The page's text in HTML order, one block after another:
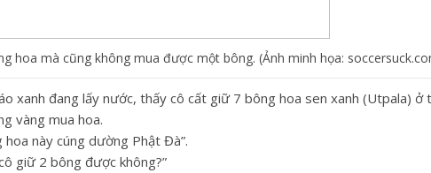
hoa mà cũng không mua được một bông. (Ảnh minh họa:
xanh đang lấy nước, thấy cô cất giữ 7 bông hoa sen xanh (Utpala) ở
vàng mua hoa.
này cúng dường Phật Đà”.
giữ 2 bông được không?”